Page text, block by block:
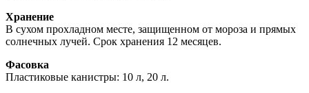
Хранение
В сухом прохладном месте, защищенном от мороза и прямых
солнечных лучей. Срок хранения 12 месяцев.
Фасовка
Пластиковые канистры: 10 л, 20 л.